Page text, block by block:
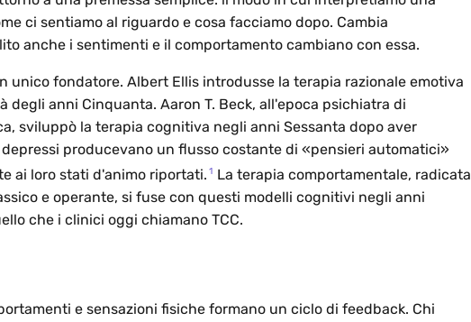
ci sentiamo al riguardo e cosa facciamo dopo. Cambia
anche i sentimenti e il comportamento cambiano con essa.
unico fondatore. Albert Ellis introdusse la terapia razionale emotiva
degli anni Cinquanta. Aaron T. Beck, all'epoca psichiatra di
sviluppò la terapia cognitiva negli anni Sessanta dopo aver
producevano un flusso costante di «pensieri automatici»
ai loro stati d'animo riportati. 1 La terapia comportamentale, radicata
e operante, si fuse con questi modelli cognitivi negli anni
che i clinici oggi chiamano TCC.
e sensazioni fisiche formano un ciclo di feedback. Chi